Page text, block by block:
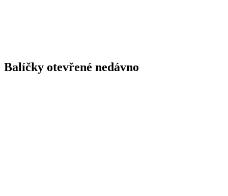
Balíčky otevřené nedávno